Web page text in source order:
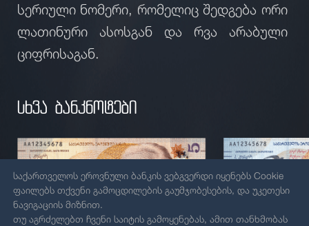
სერიული ნომერი, რომელიც შედგება ორი
ლათინური ასოსგან და რვა არაბული
ციფრისაგან.
სხვა ბანკნოტები
საქართველოს ეროვნული ბანკის ვებგვერდი იყენებს Cookie
ფაილებს თქვენი გამოცდილების გაუმჯობესების, და უკეთესი
ნავიგაციის მიზნით.
თუ აგრძელებთ ჩვენი საიტის გამოყენებას, ამით თანხმობას